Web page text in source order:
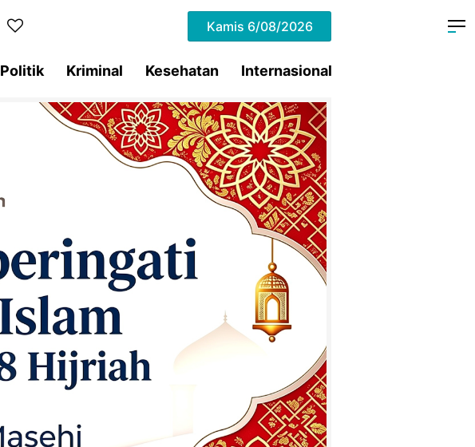
Kamis 6/08/2026
Politik Kriminal Kesehatan Internasional